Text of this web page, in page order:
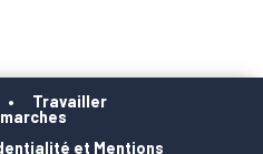
Travailler
et Mentions